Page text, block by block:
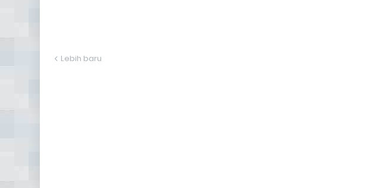
Lebih baru